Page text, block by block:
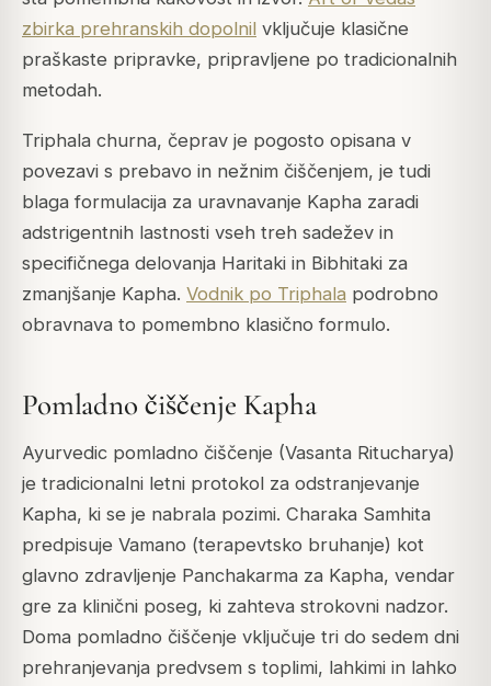
zbirka prehranskih dopolnil vključuje klasične
praškaste pripravke, pripravljene po tradicionalnih
metodah.
Triphala churna, čeprav je pogosto opisana v
povezavi s prebavo in nežnim čiščenjem, je tudi
blaga formulacija za uravnavanje Kapha zaradi
adstrigentnih lastnosti vseh treh sadežev in
specifičnega delovanja Haritaki in Bibhitaki za
zmanjšanje Kapha. Vodnik po Triphala podrobno
obravnava to pomembno klasično formulo.
Pomladno čiščenje Kapha
Ayurvedic pomladno čiščenje (Vasanta Ritucharya)
je tradicionalni letni protokol za odstranjevanje
Kapha, ki se je nabrala pozimi. Charaka Samhita
predpisuje Vamano (terapevtsko bruhanje) kot
glavno zdravljenje Panchakarma za Kapha, vendar
gre za klinični poseg, ki zahteva strokovni nadzor.
Doma pomladno čiščenje vključuje tri do sedem dni
prehranjevanja predvsem s toplimi, lahkimi in lahko